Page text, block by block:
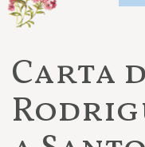
Carta